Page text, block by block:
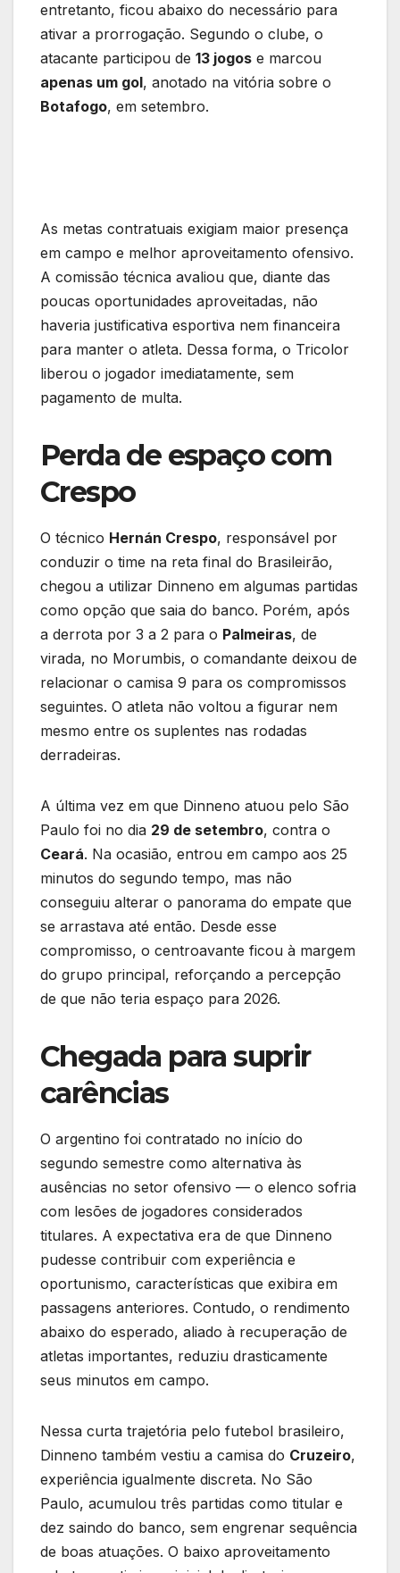
entretanto, ficou abaixo do necessário para
ativar a prorrogação. Segundo o clube, o
atacante participou de 13 jogos e marcou
apenas um gol, anotado na vitória sobre o
Botafogo, em setembro.
As metas contratuais exigiam maior presença
em campo e melhor aproveitamento ofensivo.
A comissão técnica avaliou que, diante das
poucas oportunidades aproveitadas, não
haveria justificativa esportiva nem financeira
para manter o atleta. Dessa forma, o Tricolor
liberou o jogador imediatamente, sem
pagamento de multa.
Perda de espaço com
Crespo
O técnico Hernán Crespo, responsável por
conduzir o time na reta final do Brasileirão,
chegou a utilizar Dinneno em algumas partidas
como opção que saia do banco. Porém, após
a derrota por 3 a 2 para o Palmeiras, de
virada, no Morumbis, o comandante deixou de
relacionar o camisa 9 para os compromissos
seguintes. O atleta não voltou a figurar nem
mesmo entre os suplentes nas rodadas
derradeiras.
A última vez em que Dinneno atuou pelo São
Paulo foi no dia 29 de setembro, contra o
Ceará. Na ocasião, entrou em campo aos 25
minutos do segundo tempo, mas não
conseguiu alterar o panorama do empate que
se arrastava até então. Desde esse
compromisso, o centroavante ficou à margem
do grupo principal, reforçando a percepção
de que não teria espaço para 2026.
Chegada para suprir
carências
O argentino foi contratado no início do
segundo semestre como alternativa às
ausências no setor ofensivo — o elenco sofria
com lesões de jogadores considerados
titulares. A expectativa era de que Dinneno
pudesse contribuir com experiência e
oportunismo, características que exibira em
passagens anteriores. Contudo, o rendimento
abaixo do esperado, aliado à recuperação de
atletas importantes, reduziu drasticamente
seus minutos em campo.
Nessa curta trajetória pelo futebol brasileiro,
Dinneno também vestiu a camisa do Cruzeiro,
experiência igualmente discreta. No São
Paulo, acumulou três partidas como titular e
dez saindo do banco, sem engrenar sequência
de boas atuações. O baixo aproveitamento